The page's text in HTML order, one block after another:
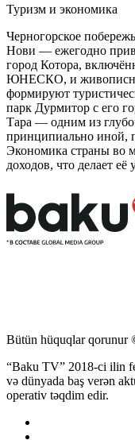
Туризм и экономика
Черногорское
Нови — ежегодно
город Котора,
ЮНЕСКО, и
формируют
парк Дурмитор с его
Тара — одним из
принципиально иной,
Экономика страны во
доходов, что делает
Bütün hüquqlar qorunur
“Baku TV” 2018-ci ilin
və dünyada baş verən
operativ təqdim edir.